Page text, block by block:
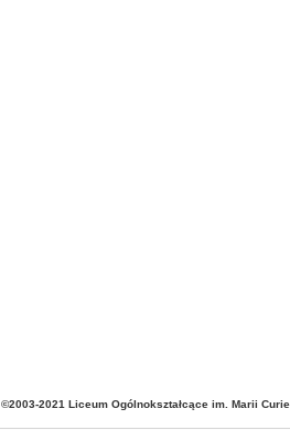
©2003-2021 Liceum Ogólnokształcące im. Marii